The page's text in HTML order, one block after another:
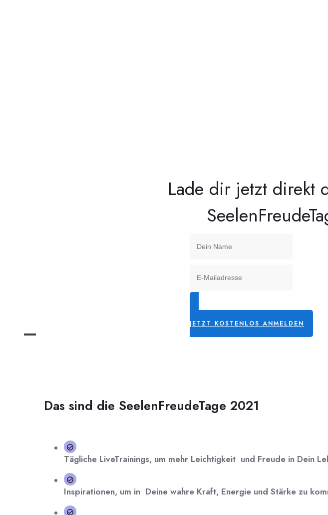
Lade dir jetzt direkt
JETZT KOSTENLOS ANMELDEN
Das sind die SeelenFreudeTage 2021
Tägliche LiveTrainings, um mehr Leichtigkeit und Freude in Dein
Inspirationen, um in Deine wahre Kraft, Energie und Stärke zu